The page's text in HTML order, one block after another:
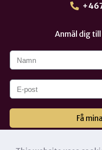
Anmäl dig
Få